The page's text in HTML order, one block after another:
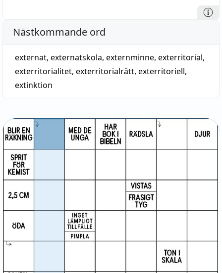
Nästkommande ord
externat, externatskola, externminne, exterritorial,
exterritorialitet, exterritorialrätt, exterritoriell,
extinktion